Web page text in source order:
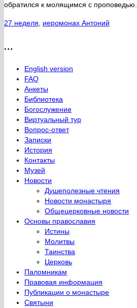
обратился к молящимся с проповедью.
27 неделя, иеромонах Антоний
…
English version
FAQ
Анкеты
Библиотека
Богослужение
Виртуальный тур
Вопрос-ответ
Записки
История
Контакты
Музей
Новости
Душеполезные чтения
Новости монастыря
Общецерковные новости
Основы православия
Истины
Молитвы
Таинства
Церковь
Паломникам
Правовая информация
Публикации о монастыре
Святыни